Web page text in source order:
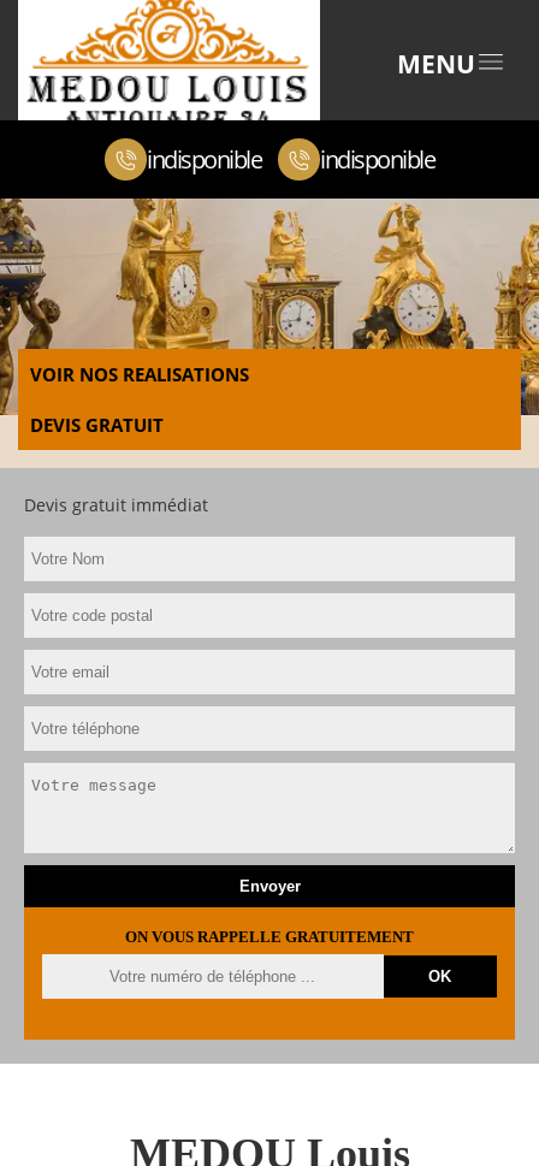
MENU
indisponible indisponible
VOIR NOS REALISATIONS
DEVIS GRATUIT
Devis gratuit immédiat
ON VOUS RAPPELLE GRATUITEMENT
MEDOU Louis